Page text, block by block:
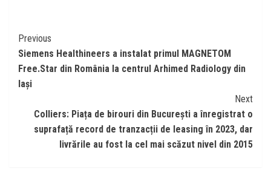
Continue
Reading
Previous
Siemens Healthineers a instalat primul MAGNETOM
Free.Star din România la centrul Arhimed Radiology din
Iași
Next
Colliers: Piața de birouri din București a înregistrat o
suprafață record de tranzacții de leasing în 2023, dar
livrările au fost la cel mai scăzut nivel din 2015